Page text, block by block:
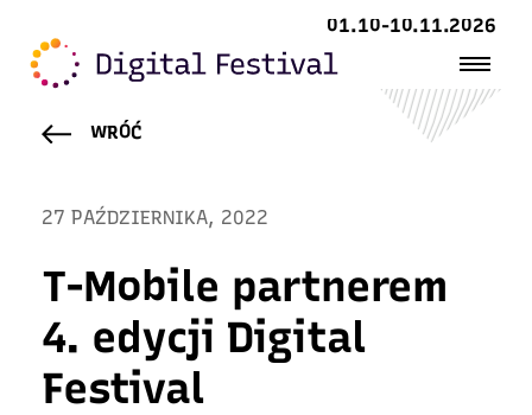
01.10-10.11.2026
WRÓĆ
27 PAŹDZIERNIKA, 2022
T-Mobile partnerem
4. edycji Digital
Festival